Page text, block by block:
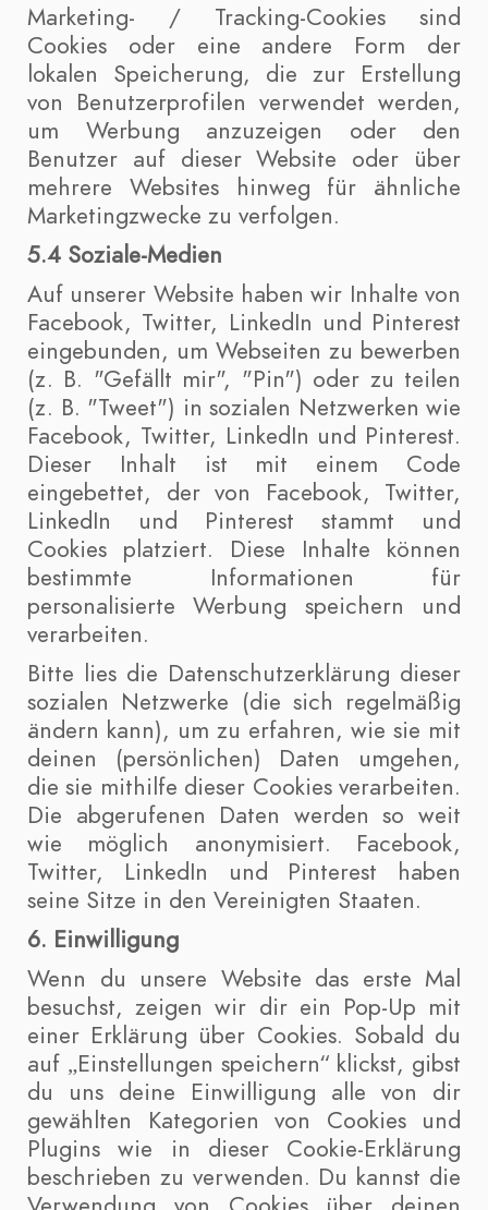
Marketing- / Tracking-Cookies sind
Cookies oder eine andere Form der
lokalen Speicherung, die zur Erstellung
von Benutzerprofilen verwendet werden,
um Werbung anzuzeigen oder den
Benutzer auf dieser Website oder über
mehrere Websites hinweg für ähnliche
Marketingzwecke zu verfolgen.
5.4 Soziale-Medien
Auf unserer Website haben wir Inhalte von
Facebook, Twitter, LinkedIn und Pinterest
eingebunden, um Webseiten zu bewerben
(z. B. "Gefällt mir", "Pin") oder zu teilen
(z. B. "Tweet") in sozialen Netzwerken wie
Facebook, Twitter, LinkedIn und Pinterest.
Dieser Inhalt ist mit einem Code
eingebettet, der von Facebook, Twitter,
LinkedIn und Pinterest stammt und
Cookies platziert. Diese Inhalte können
bestimmte Informationen für
personalisierte Werbung speichern und
verarbeiten.
Bitte lies die Datenschutzerklärung dieser
sozialen Netzwerke (die sich regelmäßig
ändern kann), um zu erfahren, wie sie mit
deinen (persönlichen) Daten umgehen,
die sie mithilfe dieser Cookies verarbeiten.
Die abgerufenen Daten werden so weit
wie möglich anonymisiert. Facebook,
Twitter, LinkedIn und Pinterest haben
seine Sitze in den Vereinigten Staaten.
6. Einwilligung
Wenn du unsere Website das erste Mal
besuchst, zeigen wir dir ein Pop-Up mit
einer Erklärung über Cookies. Sobald du
auf „Einstellungen speichern“ klickst, gibst
du uns deine Einwilligung alle von dir
gewählten Kategorien von Cookies und
Plugins wie in dieser Cookie-Erklärung
beschrieben zu verwenden. Du kannst die